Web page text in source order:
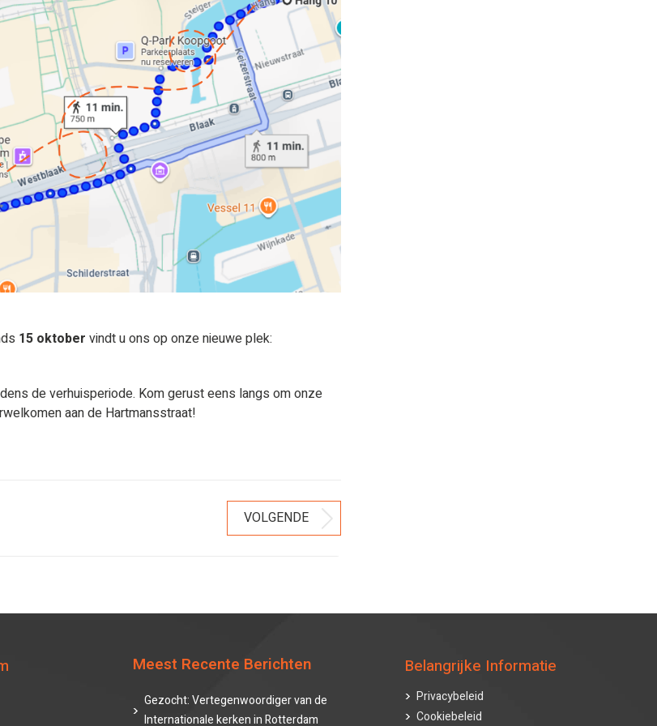
15 oktober vindt u ons op onze nieuwe plek:
de verhuisperiode. Kom gerust eens langs om onze
aan de Hartmansstraat!
VOLGENDE Volgend
bericht
Meest Recente Berichten
Gezocht: Vertegenwoordiger van de
Internationale kerken in Rotterdam
Belangrijke Informatie
Privacybeleid
Cookiebeleid